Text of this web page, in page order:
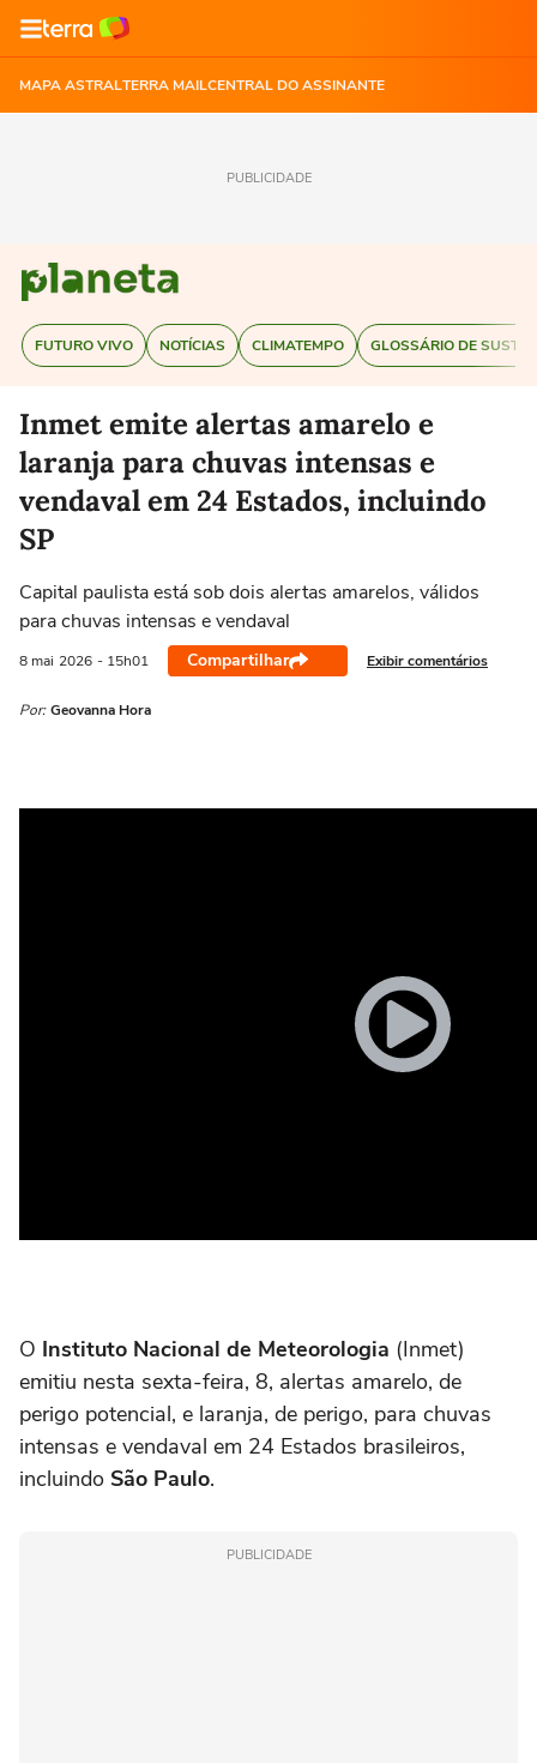
MAPA ASTRALTERRA MAILCENTRAL DO ASSINANTE
PUBLICIDADE
FUTURO VIVO NOTÍCIAS CLIMATEMPO GLOSSÁRIO DE
Inmet emite alertas amarelo e
laranja para chuvas intensas e
vendaval em 24 Estados, incluindo
SP
Capital paulista está sob dois alertas amarelos, válidos
para chuvas intensas e vendaval
8 mai 2026 - 15h01 Compartilhar Exibir comentários
Por: Geovanna Hora
O Instituto Nacional de Meteorologia (Inmet)
emitiu nesta sexta-feira, 8, alertas amarelo, de
perigo potencial, e laranja, de perigo, para chuvas
intensas e vendaval em 24 Estados brasileiros,
incluindo São Paulo.
PUBLICIDADE